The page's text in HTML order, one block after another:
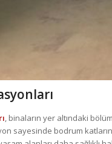
, binaların yer altındaki
sayesinde bodrum